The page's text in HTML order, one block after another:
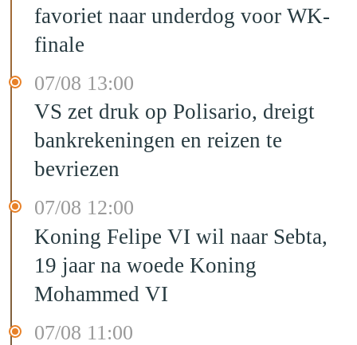
favoriet naar underdog voor WK-
finale
07/08 13:00
VS zet druk op Polisario, dreigt
bankrekeningen en reizen te
bevriezen
07/08 12:00
Koning Felipe VI wil naar Sebta,
19 jaar na woede Koning
Mohammed VI
07/08 11:00